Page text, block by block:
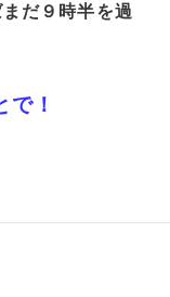
だ９時半を過
！